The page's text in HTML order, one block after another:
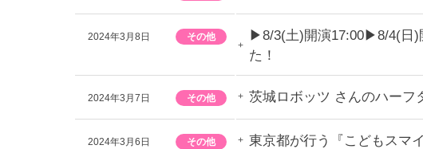
2024年3月8日 その他
▶︎8/3(土)開演17:00▶︎8/4(日)
た！
2024年3月7日 その他 茨城ロボッツ さんのハーフ
2024年3月6日 その他 東京都が行う『こどもスマ